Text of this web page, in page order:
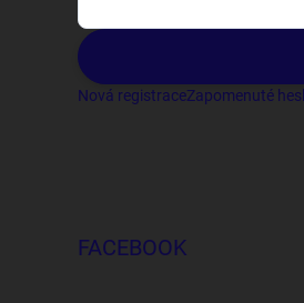
Nová registraceZapomenuté
FACEBOOK